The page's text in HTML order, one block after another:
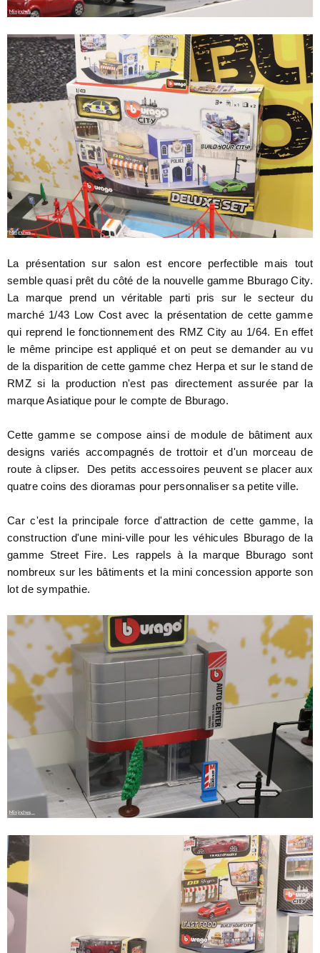
La présentation sur salon est encore perfectible mais tout
semble quasi prêt du côté de la nouvelle gamme Bburago City.
La marque prend un véritable parti pris sur le secteur du
marché 1/43 Low Cost avec la présentation de cette gamme
qui reprend le fonctionnement des RMZ City au 1/64. En effet
le même principe est appliqué et on peut se demander au vu
de la disparition de cette gamme chez Herpa et sur le stand de
RMZ si la production n'est pas directement assurée par la
marque Asiatique pour le compte de Bburago.
Cette gamme se compose ainsi de module de bâtiment aux
designs variés accompagnés de trottoir et d'un morceau de
route à clipser. Des petits accessoires peuvent se placer aux
quatre coins des dioramas pour personnaliser sa petite ville.
Car c'est la principale force d'attraction de cette gamme, la
construction d'une mini-ville pour les véhicules Bburago de la
gamme Street Fire. Les rappels à la marque Bburago sont
nombreux sur les bâtiments et la mini concession apporte son
lot de sympathie.